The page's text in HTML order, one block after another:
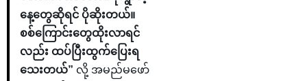
နေ့တွေဆိုရင် ပိုဆိုးတယ်။
စစ်ကြောင်းတွေထိုးလာရင်
လည်း ထပ်ပြီးထွက်ပြေးရ
သေးတယ်” လို့ အမည်မဖော်